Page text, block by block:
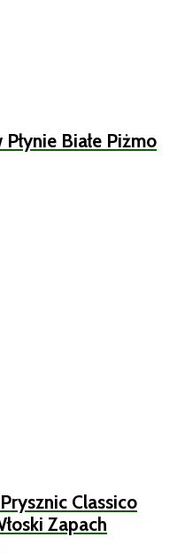
Białe Piżmo
Classico
Zapach